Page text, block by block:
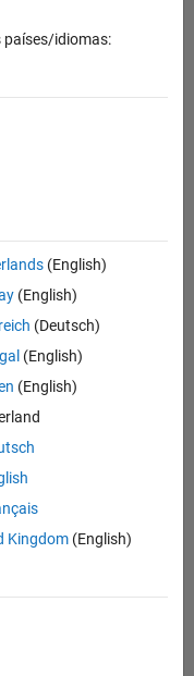
países/idiomas:
(English)
(English)
(Deutsch)
(English)
(English)
Kingdom(English)